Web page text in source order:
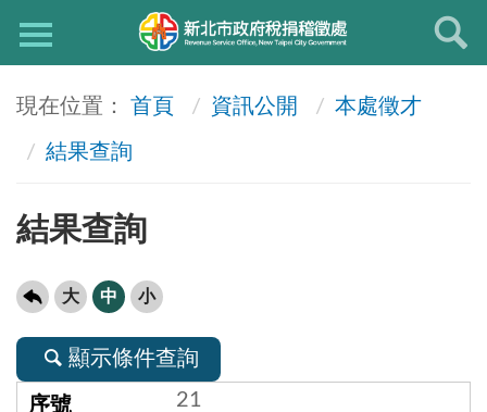
首頁 資訊公開 本處徵才
結果查詢
結果查詢
大 中 小
顯示條件查詢
21